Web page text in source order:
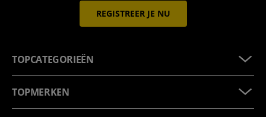
REGISTREER JE NU
TOPCATEGORIEËN
TOPMERKEN